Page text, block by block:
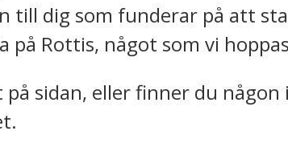
till dig som funderar på att
på Rottis, något som vi
på sidan, eller finner du